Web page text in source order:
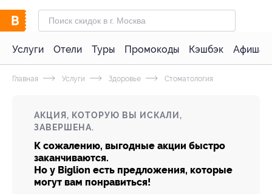
Услуги Отели Туры Промокоды Кэшбэк Афиша
Главная Услуги Здоровье Стоматология
АКЦИЯ, КОТОРУЮ ВЫ ИСКАЛИ,
ЗАВЕРШЕНА.
К сожалению, выгодные акции быстро
заканчиваются.
Но у Biglion есть предложения, которые
могут вам понравиться!